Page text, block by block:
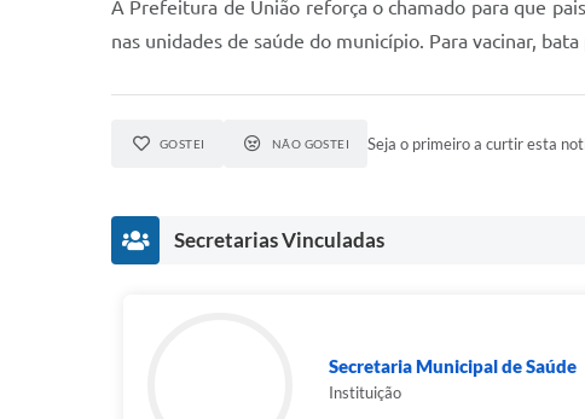
A Prefeitura de União reforça o chamado para que
nas unidades de saúde do município. Para vacinar,
GOSTEI NÃO GOSTEI Seja o primeiro a curtir esta
Secretarias Vinculadas
Secretaria Municipal de Saúde
Instituição